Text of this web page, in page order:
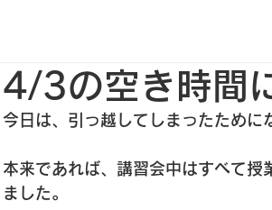
4/3の空き時間
今日は、引っ越してしまったために
本来であれば、講習会中はすべて
ました。